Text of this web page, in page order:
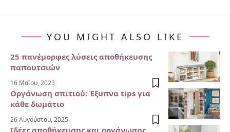
YOU MIGHT ALSO LIKE
25 πανέμορφες λύσεις αποθήκευσης
παπουτσιών
16 Μαΐου, 2023
Οργάνωση σπιτιού: Έξυπνα tips για
κάθε δωμάτιο
26 Αυγούστου, 2025
Ιδέες αποθήκευσης και οργάνωσης